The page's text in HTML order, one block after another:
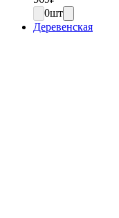
0шт
Деревенская